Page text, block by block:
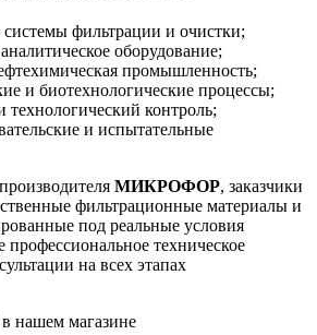
фильтрации и очистки;
оборудование;
промышленность;
и биотехнологические процессы;
технологический контроль;
и испытательные
МИКРОФОР, заказчики
фильтрационные материалы и
под реальные условия
профессиональное техническое
на всех этапах
магазине